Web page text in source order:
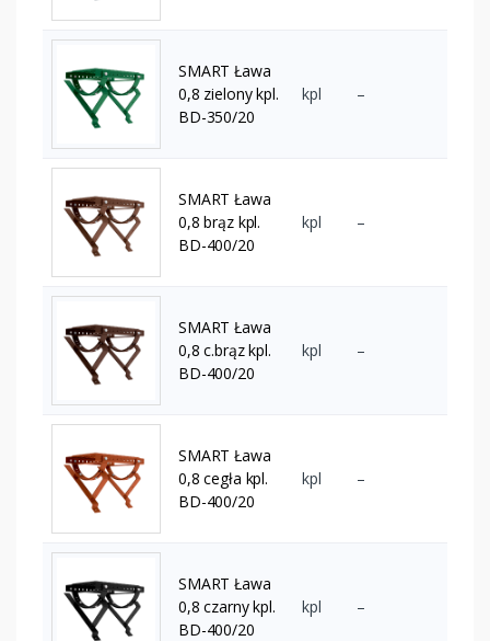
SMART Ława
0,8 zielony kpl.
BD-350/20
kpl –
SMART Ława
0,8 brąz kpl.
BD-400/20
kpl –
SMART Ława
0,8 c.brąz kpl.
BD-400/20
kpl –
SMART Ława
0,8 cegła kpl.
BD-400/20
kpl –
SMART Ława
0,8 czarny kpl.
BD-400/20
kpl –